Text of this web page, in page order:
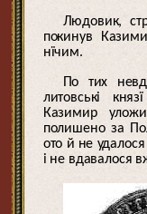
Людовик,
покинув
нїчим.
По тих
литовські
Казимир
полишено за
ото й не
і не вдавалося